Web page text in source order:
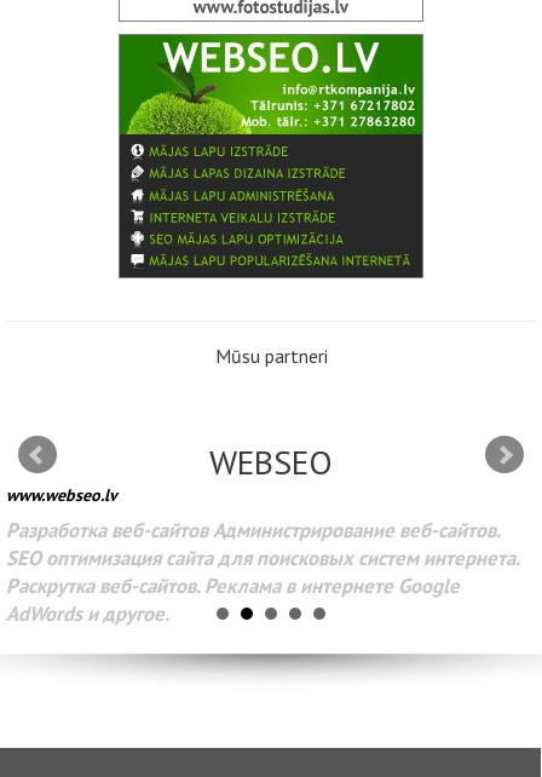
Mūsu partneri
WEBSEO
www.webseo.lv
Разработка веб-сайтов Администрирование веб-сайтов.
SEO оптимизация сайта для поисковых систем интернета.
Раскрутка веб-сайтов. Реклама в интернете Google
AdWords и другое.